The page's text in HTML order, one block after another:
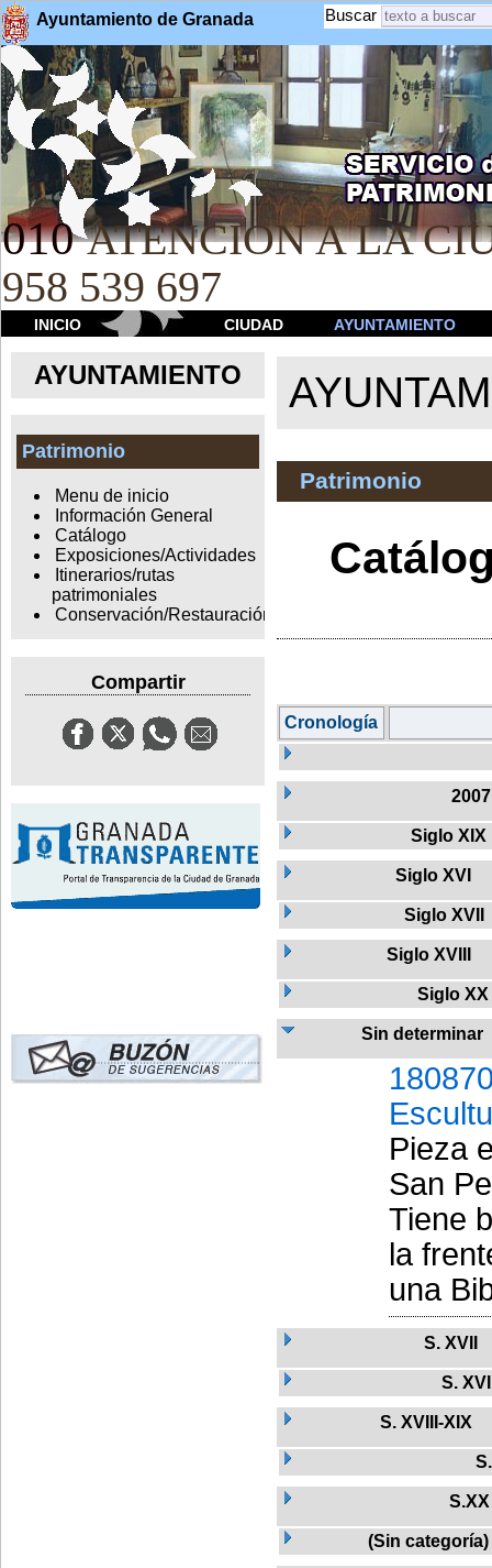
Ayuntamiento de Granada Buscar
010 ATENCION A LA
958 539 697
INICIO CIUDAD AYUNTAMIENTO
AYUNTAMIENTO
Patrimonio
Menu de inicio
Información General
Catálogo
Exposiciones/Actividades
Itinerarios/rutas
patrimoniales
Conservación/Restauración
Compartir
Patrimonio
Cronología
2007
Siglo XIX
Siglo XVI
Siglo XVII
Siglo XVIII
Siglo XX
Sin determinar
Pieza
San
Tiene
la
una
S. XVII
S.
S. XVIII-XIX
S.XX
(Sin categoría)